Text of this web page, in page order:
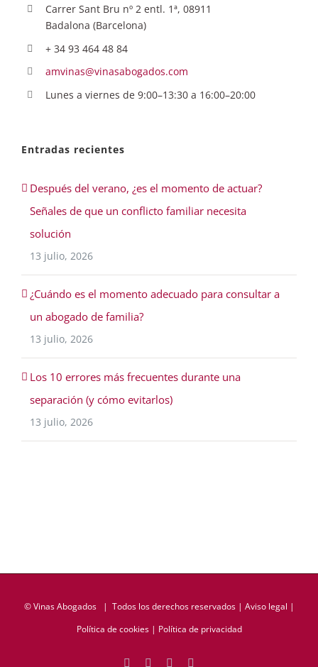
Carrer Sant Bru nº 2 entl. 1ª, 08911
Badalona (Barcelona)
+ 34 93 464 48 84
amvinas@vinasabogados.com
Lunes a viernes de 9:00–13:30 a 16:00–20:00
Entradas recientes
Después del verano, ¿es el momento de actuar?
Señales de que un conflicto familiar necesita
solución
13 julio, 2026
¿Cuándo es el momento adecuado para consultar a
un abogado de familia?
13 julio, 2026
Los 10 errores más frecuentes durante una
separación (y cómo evitarlos)
13 julio, 2026
©Vinas Abogados| Todos los derechos reservados | Aviso legal |
Política de cookies| Política de privacidad
Facebook
TwitterLinkedIn